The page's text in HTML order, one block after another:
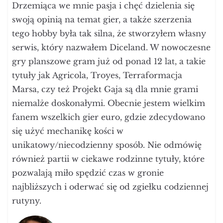
Drzemiąca we mnie pasja i chęć dzielenia się
swoją opinią na temat gier, a także szerzenia
tego hobby była tak silna, że stworzyłem własny
serwis, który nazwałem Diceland. W nowoczesne
gry planszowe gram już od ponad 12 lat, a takie
tytuły jak Agricola, Troyes, Terraformacja
Marsa, czy też Projekt Gaja są dla mnie grami
niemalże doskonałymi. Obecnie jestem wielkim
fanem wszelkich gier euro, gdzie zdecydowano
się użyć mechanikę kości w
unikatowy/niecodzienny sposób. Nie odmówię
również partii w ciekawe rodzinne tytuły, które
pozwalają miło spędzić czas w gronie
najbliższych i oderwać się od zgiełku codziennej
rutyny.